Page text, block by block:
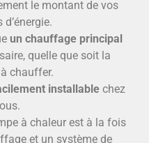
le montant de vos
un chauffage principal
quelle que soit la
chauffer.
installablechez
à chaleur est à la fois
et un système de